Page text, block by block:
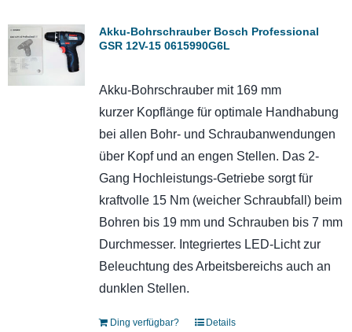
Akku-Bohrschrauber Bosch Professional
GSR 12V-15 0615990G6L
Akku-Bohrschrauber mit 169 mm
kurzer Kopflänge für optimale Handhabung
bei allen Bohr- und Schraubanwendungen
über Kopf und an engen Stellen. Das 2-
Gang Hochleistungs-Getriebe sorgt für
kraftvolle 15 Nm (weicher Schraubfall) beim
Bohren bis 19 mm und Schrauben bis 7 mm
Durchmesser. Integriertes LED-Licht zur
Beleuchtung des Arbeitsbereichs auch an
dunklen Stellen.
Ding verfügbar? Details